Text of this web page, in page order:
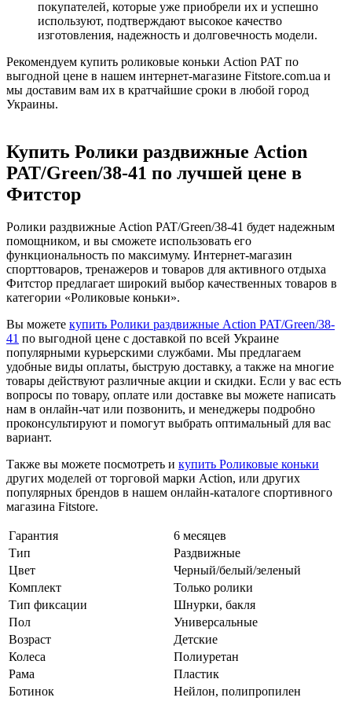
покупателей, которые уже приобрели их и успешно
используют, подтверждают высокое качество
изготовления, надежность и долговечность модели.
Рекомендуем купить роликовые коньки Action PAT по
выгодной цене в нашем интернет-магазине Fitstore.com.ua и
мы доставим вам их в кратчайшие сроки в любой город
Украины.
Купить Ролики раздвижные Action
PAT/Green/38-41 по лучшей цене в
Фитстор
Ролики раздвижные Action PAT/Green/38-41 будет надежным
помощником, и вы сможете использовать его
функциональность по максимуму. Интернет-магазин
спорттоваров, тренажеров и товаров для активного отдыха
Фитстор предлагает широкий выбор качественных товаров в
категории «Роликовые коньки».
Вы можете купить Ролики раздвижные Action PAT/Green/38-
41 по выгодной цене с доставкой по всей Украине
популярными курьерскими службами. Мы предлагаем
удобные виды оплаты, быструю доставку, а также на многие
товары действуют различные акции и скидки. Если у вас есть
вопросы по товару, оплате или доставке вы можете написать
нам в онлайн-чат или позвонить, и менеджеры подробно
проконсультируют и помогут выбрать оптимальный для вас
вариант.
Также вы можете посмотреть и купить Роликовые коньки
других моделей от торговой марки Action, или других
популярных брендов в нашем онлайн-каталоге спортивного
магазина Fitstore.
Гарантия
6 месяцев
Тип
Раздвижные
Цвет
Черный/белый/зеленый
Комплект
Только ролики
Тип фиксации
Шнурки, бакля
Пол
Универсальные
Возраст
Детские
Колеса
Полиуретан
Рама
Пластик
Ботинок
Нейлон, полипропилен